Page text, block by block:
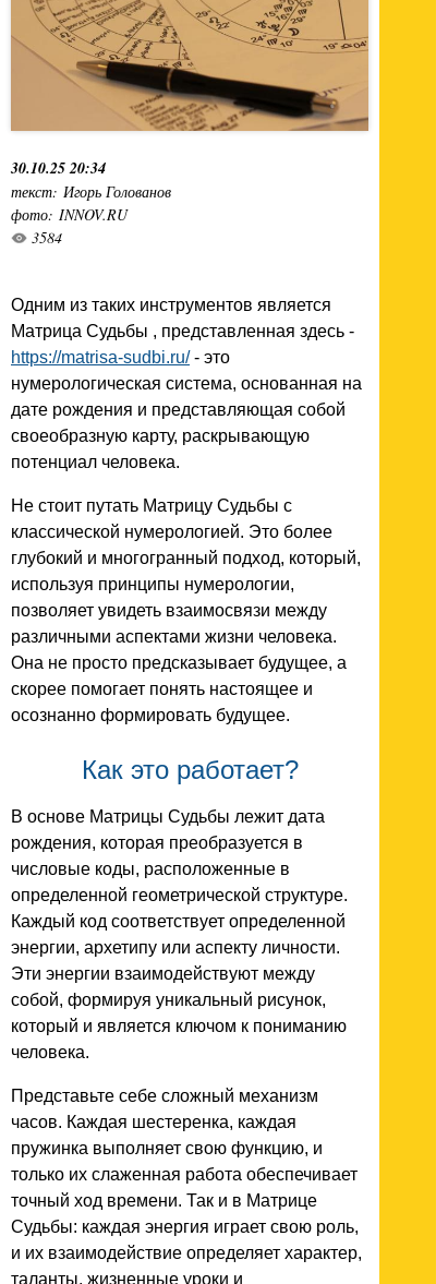
30.10.25 20:34
текст: Игорь Голованов
фото: INNOV.RU
3584
Одним из таких инструментов является
Матрица Судьбы , представленная здесь -
https://matrisa-sudbi.ru/- это
нумерологическая система, основанная на
дате рождения и представляющая собой
своеобразную карту, раскрывающую
потенциал человека.
Не стоит путать Матрицу Судьбы с
классической нумерологией. Это более
глубокий и многогранный подход, который,
используя принципы нумерологии,
позволяет увидеть взаимосвязи между
различными аспектами жизни человека.
Она не просто предсказывает будущее, а
скорее помогает понять настоящее и
осознанно формировать будущее.
Как это работает?
В основе Матрицы Судьбы лежит дата
рождения, которая преобразуется в
числовые коды, расположенные в
определенной геометрической структуре.
Каждый код соответствует определенной
энергии, архетипу или аспекту личности.
Эти энергии взаимодействуют между
собой, формируя уникальный рисунок,
который и является ключом к пониманию
человека.
Представьте себе сложный механизм
часов. Каждая шестеренка, каждая
пружинка выполняет свою функцию, и
только их слаженная работа обеспечивает
точный ход времени. Так и в Матрице
Судьбы: каждая энергия играет свою роль,
и их взаимодействие определяет характер,
таланты, жизненные уроки и